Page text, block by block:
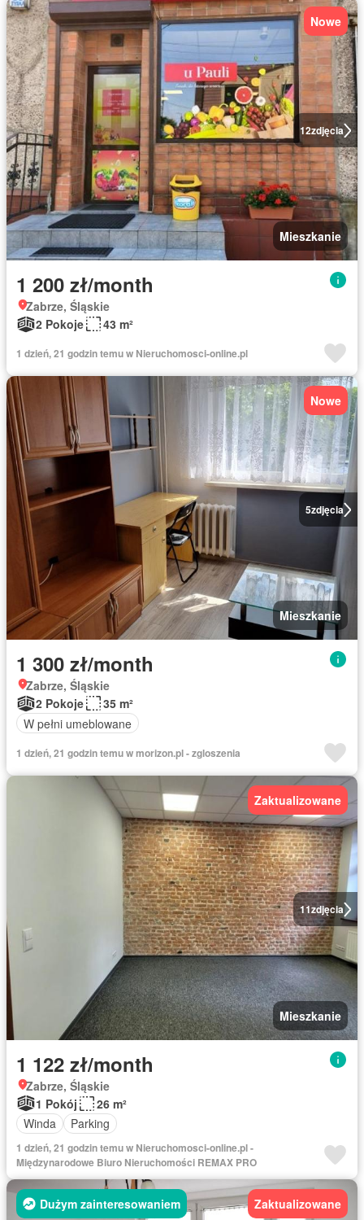
12zdjęcia
Nowe
Mieszkanie
1 200 zł/month
Zabrze, Śląskie
2 Pokoje
43 m²
1 dzień, 21 godzin temu w Nieruchomosci-online.pl
5zdjęcia
Nowe
Mieszkanie
1 300 zł/month
Zabrze, Śląskie
2 Pokoje
35 m²
W pełni umeblowane
1 dzień, 21 godzin temu w morizon.pl - zgloszenia
11zdjęcia
Zaktualizowane
Mieszkanie
1 122 zł/month
Zabrze, Śląskie
1 Pokój
26 m²
Winda
Parking
1 dzień, 21 godzin temu w Nieruchomosci-online.pl -
Międzynarodowe Biuro Nieruchomości REMAX PRO
Dużym zainteresowaniem Zaktualizowane